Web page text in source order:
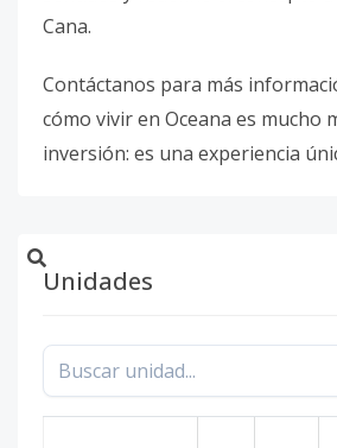
Cana.
Contáctanos para más
cómo vivir en Oceana es mucho
inversión: es una experiencia
Unidades